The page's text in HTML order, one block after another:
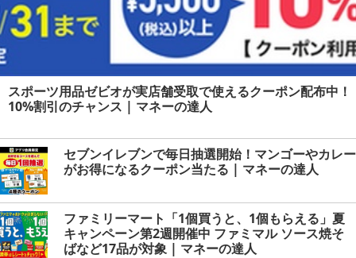
スポーツ用品ゼビオが実店舗受取で使えるクーポン配布中！
10%割引のチャンス | マネーの達人
セブンイレブンで毎日抽選開始！マンゴーやカレー
がお得になるクーポン当たる | マネーの達人
ファミリーマート「1個買うと、1個もらえる」夏
キャンペーン第2週開催中 ファミマル ソース焼そ
ばなど17品が対象 | マネーの達人